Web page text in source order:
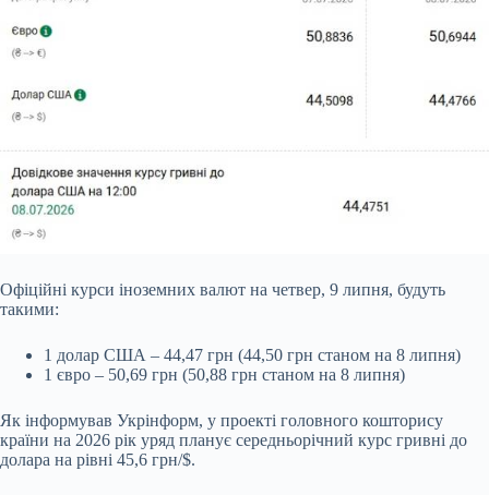
Офіційні курси іноземних валют на четвер, 9 липня, будуть
такими:
1 долар США – 44,47 грн (44,50 грн станом на 8 липня)
1 євро – 50,69 грн (50,88 грн станом на 8 липня)
Як інформував Укрінформ, у проекті головного кошторису
країни на 2026 рік уряд планує середньорічний курс гривні до
долара на рівні 45,6 грн/$.